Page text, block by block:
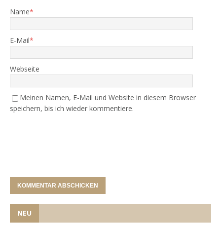
Name*
E-Mail*
Webseite
Meinen Namen, E-Mail und Website in diesem Browser
speichern, bis ich wieder kommentiere.
NEU